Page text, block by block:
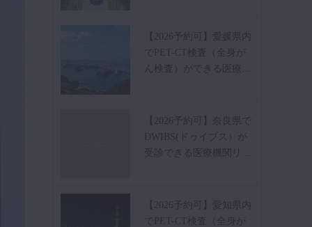
【2026予約可】愛媛県内
でPET-CT検査（全身が
ん検査）ができる医療…
【2026予約可】奈良県で
DWIBS(ドゥイブス）が
受診できる医療機関リ…
【2026予約可】愛知県内
でPET-CT検査（全身が